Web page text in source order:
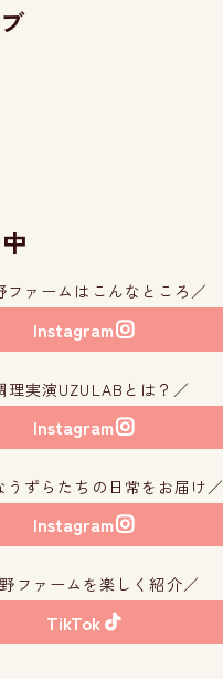
ファームはこんなところ／
Instagram
理実演UZULABとは？／
Instagram
うずらたちの日常をお届け／
Instagram
ファームを楽しく紹介／
TikTok